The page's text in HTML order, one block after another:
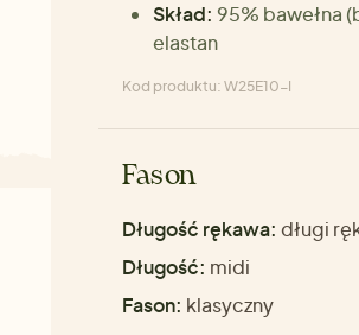
Skład: 95% bawełna
elastan
Kod produktu: W25E10-I
Fason
Długość rękawa: długi
Długość: midi
Fason: klasyczny